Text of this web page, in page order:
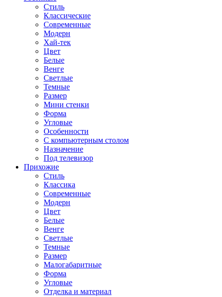
Стиль
Классические
Современные
Модерн
Хай-тек
Цвет
Белые
Венге
Светлые
Темные
Размер
Мини стенки
Форма
Угловые
Особенности
С компьютерным столом
Назначение
Под телевизор
Прихожие
Стиль
Классика
Современные
Модерн
Цвет
Белые
Венге
Светлые
Темные
Размер
Малогабаритные
Форма
Угловые
Отделка и материал